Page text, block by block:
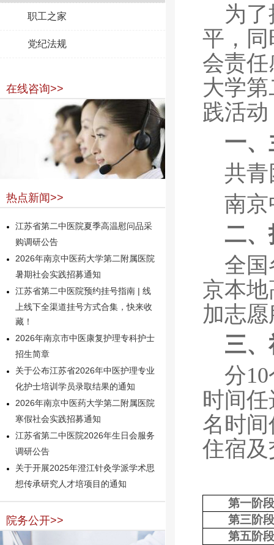
职工之家
党纪法规
在线咨询>>
热点新闻>>
江苏省第二中医院夏季高温慰问品采
购调研公告
2026年南京中医药大学第二附属医院
暑期社会实践招募通知
江苏省第二中医院预约挂号指南 | 线
上线下全渠道挂号方式合集，快来收
藏！
2026年南京市中医康复护理专科护士
招生简章
关于公布江苏省2026年中医护理专业
化护士培训学员录取结果的通知
2026年南京中医药大学第二附属医院
寒假社会实践招募通知
江苏省第二中医院2026年生日会服务
调研公告
关于开展2025年澄江针灸学派学术思
想传承研究人才培项目的通知
院务公开>>
为
平，
会责
大学
践活
一
共青
南京
二、
全
京本
加志
三
分
时间
名时
住宿
第一阶段
第三阶段
第五阶段